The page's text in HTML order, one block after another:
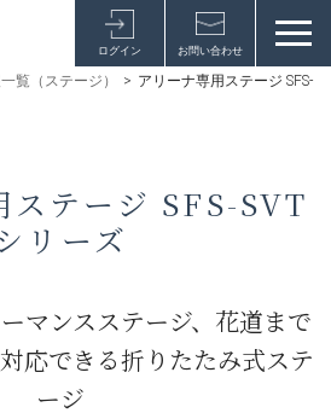
ログイン お問い合わせ
覧（ステージ） > アリーナ専用ステージ SFS-
ステージ SFS-SVT
リーズ
マンスステージ、花道まで
応できる折りたたみ式ステ
ージ